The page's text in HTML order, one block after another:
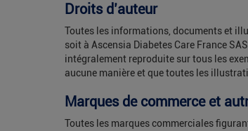
Droits d’auteur
Toutes les informations, documents et
soit à Ascensia Diabetes Care France
intégralement reproduite sur tous les
aucune manière et que toutes les
Marques de commerce et
Toutes les marques commerciales